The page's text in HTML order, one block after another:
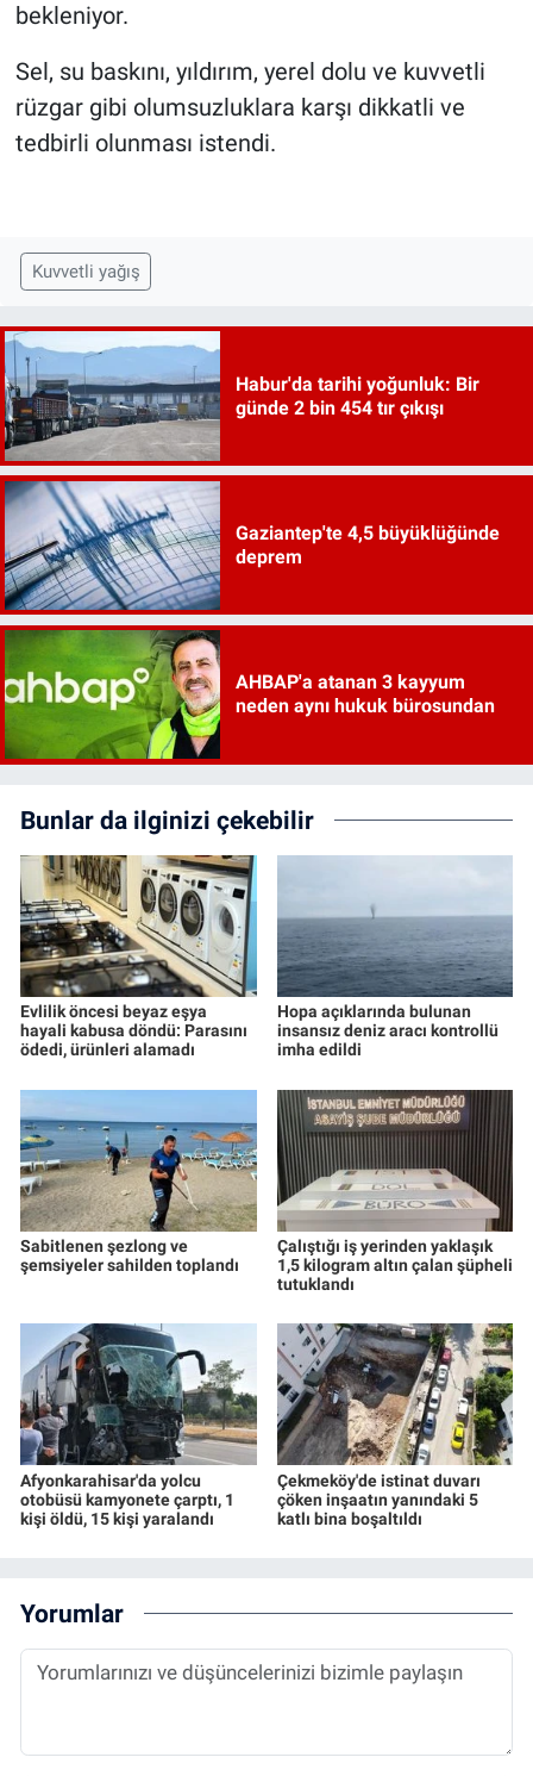
bekleniyor.
Sel, su baskını, yıldırım, yerel dolu ve kuvvetli
rüzgar gibi olumsuzluklara karşı dikkatli ve
tedbirli olunması istendi.
Kuvvetli yağış
Habur'da tarihi yoğunluk: Bir
günde 2 bin 454 tır çıkışı
Gaziantep'te 4,5 büyüklüğünde
deprem
AHBAP'a atanan 3 kayyum
neden aynı hukuk bürosundan
Bunlar da ilginizi çekebilir
Evlilik öncesi beyaz eşya
hayali kabusa döndü: Parasını
ödedi, ürünleri alamadı
Hopa açıklarında bulunan
insansız deniz aracı kontrollü
imha edildi
Sabitlenen şezlong ve
şemsiyeler sahilden toplandı
Çalıştığı iş yerinden yaklaşık
1,5 kilogram altın çalan şüpheli
tutuklandı
Afyonkarahisar'da yolcu
otobüsü kamyonete çarptı, 1
kişi öldü, 15 kişi yaralandı
Çekmeköy'de istinat duvarı
çöken inşaatın yanındaki 5
katlı bina boşaltıldı
Yorumlar